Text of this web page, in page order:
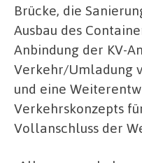
Brücke, die
Ausbau des
Anbindung der KV-
Verkehr/Umladung
und eine
Verkehrskonzepts
Vollanschluss der